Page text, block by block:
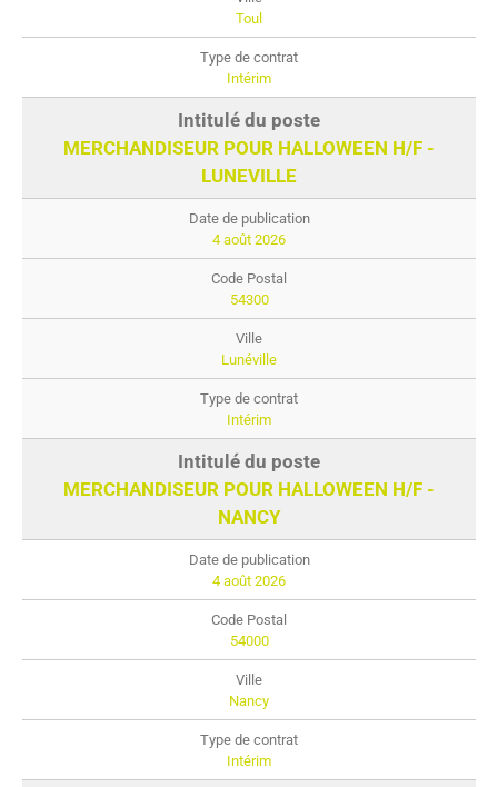
Toul
Intérim
MERCHANDISEUR POUR HALLOWEEN H/F -
LUNEVILLE
4 août 2026
54300
Lunéville
Intérim
MERCHANDISEUR POUR HALLOWEEN H/F -
NANCY
4 août 2026
54000
Nancy
Intérim